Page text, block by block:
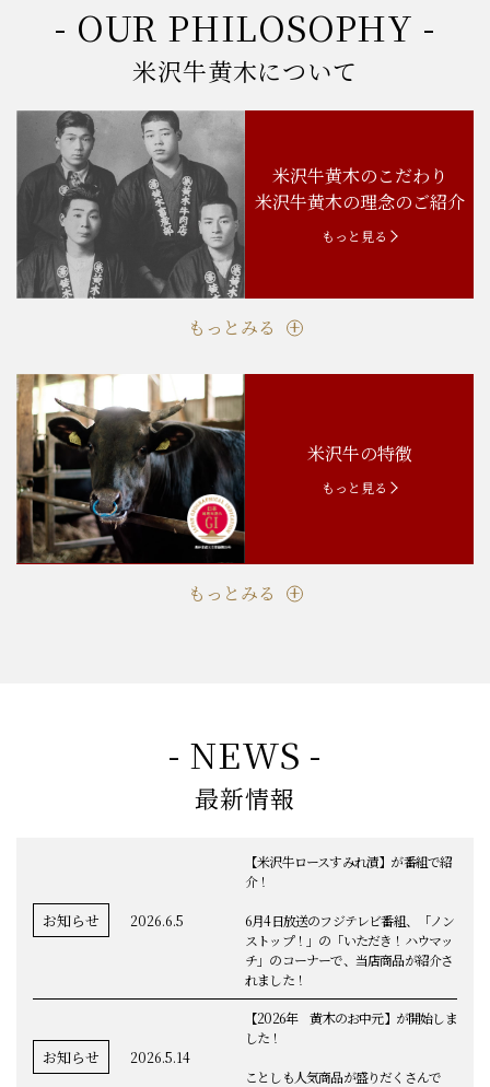
- OUR PHILOSOPHY -
米沢牛黄木について
米沢牛黄木のこだわり
米沢牛黄木の理念のご紹介
もっと見る
もっとみる
米沢牛の特徴
もっと見る
もっとみる
- NEWS -
最新情報
お知らせ 2026.6.5
【米沢牛ロースすみれ漬】が番組で紹
介！
6月4日放送のフジテレビ番組、「ノン
ストップ！」の「いただき！ハウマッ
チ」のコーナーで、当店商品が紹介さ
れました！
お知らせ 2026.5.14
【2026年 黄木のお中元】が開始しま
した！
ことしも人気商品が盛りだくさんで